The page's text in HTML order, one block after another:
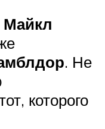
Майкл
. Не
которого